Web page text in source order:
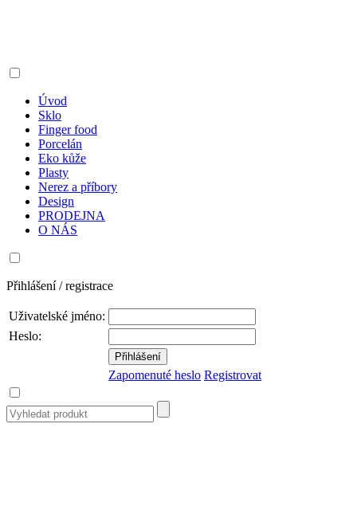
Úvod
Sklo
Finger food
Porcelán
Eko kůže
Plasty
Nerez a příbory
Design
PRODEJNA
O NÁS
Přihlášení / registrace
Uživatelské jméno:
Heslo:
Zapomenuté heslo Registrovat